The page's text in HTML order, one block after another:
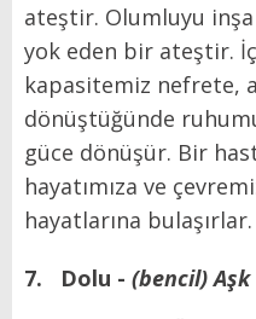
ateştir. Olumluyu
yok eden bir ateştir.
kapasitemiz nefrete,
dönüştüğünde
güce dönüşür. Bir
hayatımıza ve
hayatlarına bulaşırlar.
7. Dolu - (bencil) Aşk